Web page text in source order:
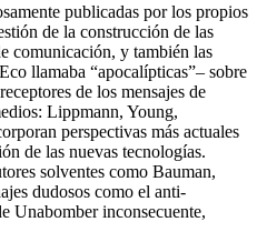
publicadas por los propios
de la construcción de las
comunicación, y también las
llamaba “apocalípticas”– sobre
de los mensajes de
Lippmann, Young,
perspectivas más actuales
de las nuevas tecnologías.
solventes como Bauman,
dudosos como el anti-
Unabomber inconsecuente,